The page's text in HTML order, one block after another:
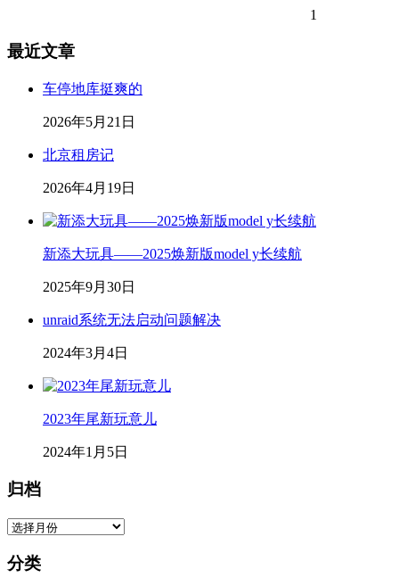
1
最近文章
车停地库挺爽的
2026年5月21日
北京租房记
2026年4月19日
新添大玩具——2025焕新版model y长续航
2025年9月30日
unraid系统无法启动问题解决
2024年3月4日
2023年尾新玩意儿
2024年1月5日
归档
归
分类